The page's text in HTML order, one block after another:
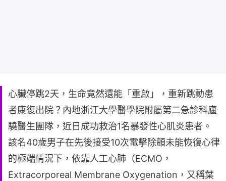
心臟停跳2天，生命竟然還能「重啟」，重新跳動患
者康復出院？內地浙江大學醫學院附屬第二急診科廬
驍醫生團隊，近日成功救治1名暴發性心肌炎患者。
該名40歲男子在先後接受10次電擊除顫未能恢復心律
的極端情況下，依靠人工心肺（ECMO，
Extracorporeal Membrane Oxygenation，又稱葉